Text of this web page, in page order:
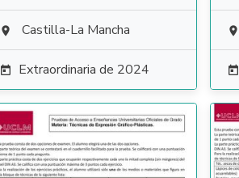
 Castilla-La Mancha
 Extraordinaria de 2024

